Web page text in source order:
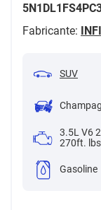
Fabricante:
SUV
3.5L V6
270ft.
Gasoline